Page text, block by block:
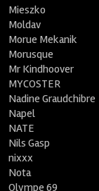
Mieszko
Moldav
Morue Mekanik
Morusque
Mr Kindhoover
MYCOSTER
Nadine Graudchibre
Napel
NATE
Nils Gasp
nixxx
Nota
Olympe 69